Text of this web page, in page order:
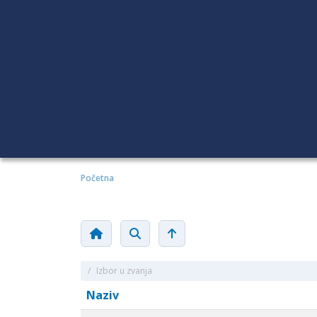
Početna
/ Izbor u zvanja
Naziv